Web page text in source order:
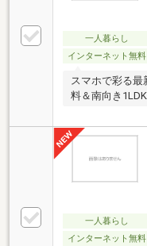
一人暮らし
インターネット無料
スマホで彩る
料＆南向き
一人暮らし
インターネット無料